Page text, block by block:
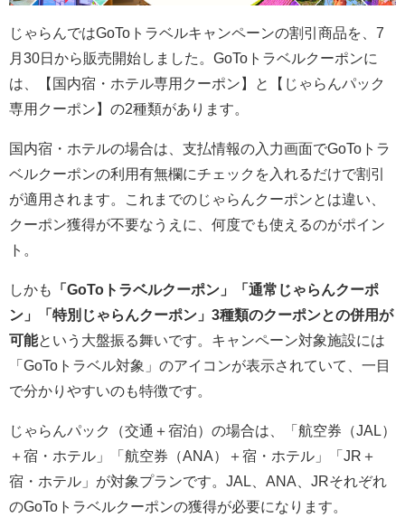
じゃらんではGoToトラベルキャンペーンの割引商品を、 7
月30日から販売開始しました。 GoToトラベルクーポンに
は、【 国内宿・ホテル専用クーポン】と【 じゃらんパック
専用クーポン】の2種類があります。
国内宿・ホテルの場合は、支払情報の入力画面でGoToトラ
ベルクーポンの利用有無欄にチェックを入れるだけで割引
が適用されます。これまでのじゃらんクーポンとは違い、
クーポン獲得が不要なうえに、何度でも使えるのがポイン
ト。
しかも
「GoToトラベルクーポン」「通常じゃらんクーポ
ン」「特別じゃらんクーポン」3種類のクーポンとの併用が
可能という大盤振る舞いです。キャンペーン対象施設には
「GoToトラベル対象」のアイコンが表示されていて、一目
で分かりやすいのも特徴です。
じゃらんパック（交通＋宿泊）の場合は、「航空券（JAL）
＋宿・ホテル」「航空券（ANA）＋宿・ホテル」「JR＋
宿・ホテル」が対象プランです。JAL、ANA、JRそれぞれ
のGoToトラベルクーポンの獲得が必要になります。